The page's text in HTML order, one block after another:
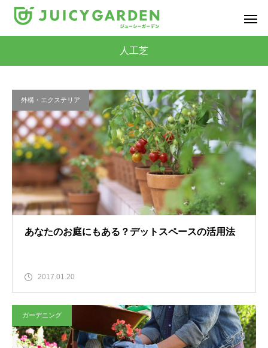
人工芝
外構・エクステリア
あなたのお庭にもある？デットスペースの活用法
2017.01.20
ガーデニング